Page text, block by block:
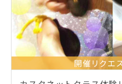
開催リクエ